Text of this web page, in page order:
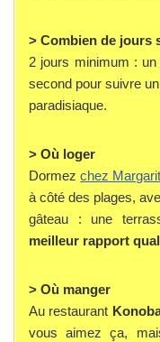
> Combien de jours
2 jours minimum :
second pour suivre
paradisiaque.
> Où loger
Dormezchez
à côté des plages,
gâteau : une
meilleur rapport
> Où manger
Au restaurant
vous aimez ça,